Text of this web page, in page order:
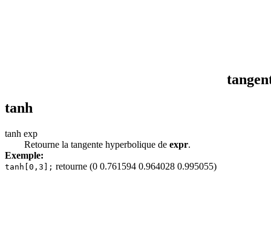
tanh
tanh exp
Retourne la tangente hyperbolique de expr.
Exemple:
tanh[0,3]; retourne (0 0.761594 0.964028 0.995055)